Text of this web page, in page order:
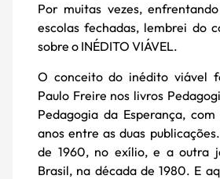
Por muitas vezes,
escolas fechadas, lembrei do
sobre o INÉDITO VIÁVEL.
O conceito do inédito viável
Paulo Freire nos livros
Pedagogia da Esperança,
anos entre as duas
de 1960, no exílio, e a outra
Brasil, na década de 1980. E